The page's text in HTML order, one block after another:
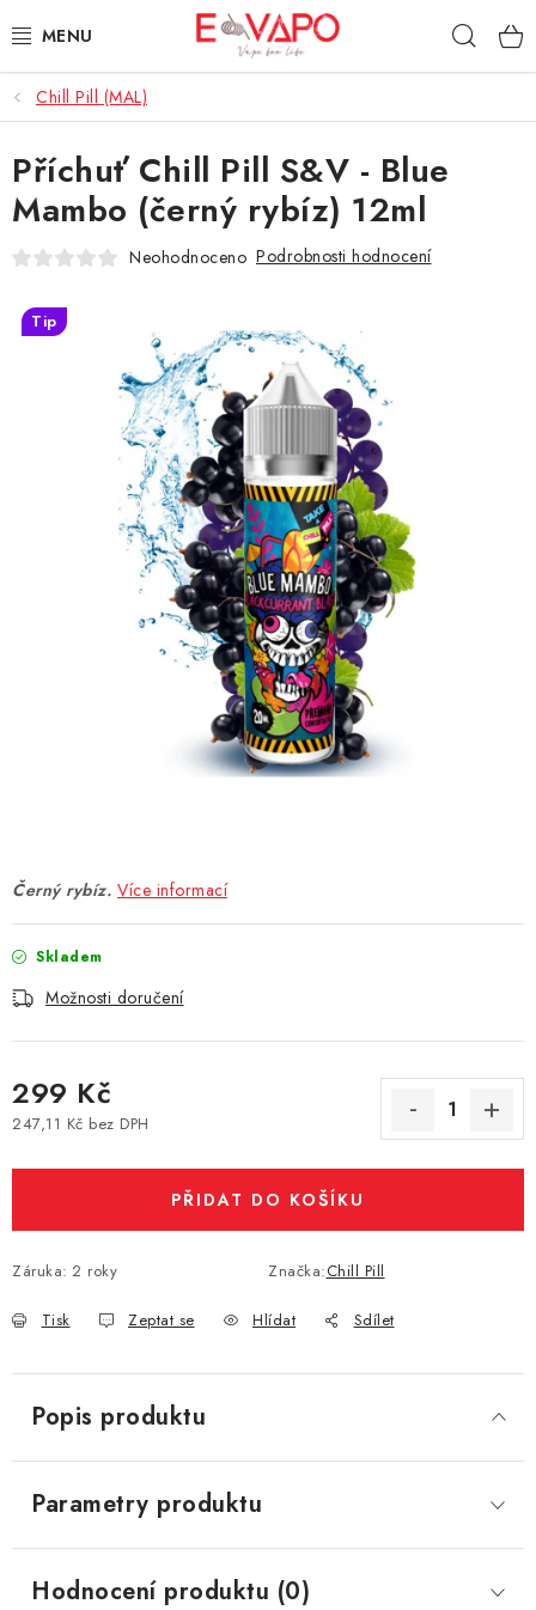
na
3D TISK
TIPY ZA DOBROU CENU
AROMATA A PŘÍCHUTĚ
NIKOTINOVÉ SÁČKY
DÁRKOVÉ VOUCHERY
ATOMIZÉRY A CARTRIDGE
ZNAČKY
Vše o nákupu
Recenze
Chill Pill (MAL)
Černý rybíz. Více informací
Skladem
Možnosti doručení
299 Kč
247,11 Kč bez DPH
PŘIDAT DO KOŠÍKU
Záruka: 2 roky Značka:Chill Pill
Tisk Zeptat se Hlídat Sdílet
Příchuť Chill Pill S&V - Blue
Mambo (černý rybíz) 12ml
Neohodnoceno Podrobnosti hodnocení
Tip
Popis produktu
Parametry produktu
Hodnocení produktu (0)